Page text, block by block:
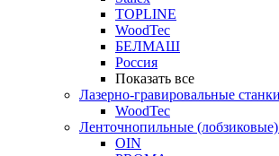
TOPLINE
WoodTec
БЕЛМАШ
Россия
Показать все
Лазерно-гравировальные станки
WoodTec
Ленточнопильные (лобзиковые)
OIN